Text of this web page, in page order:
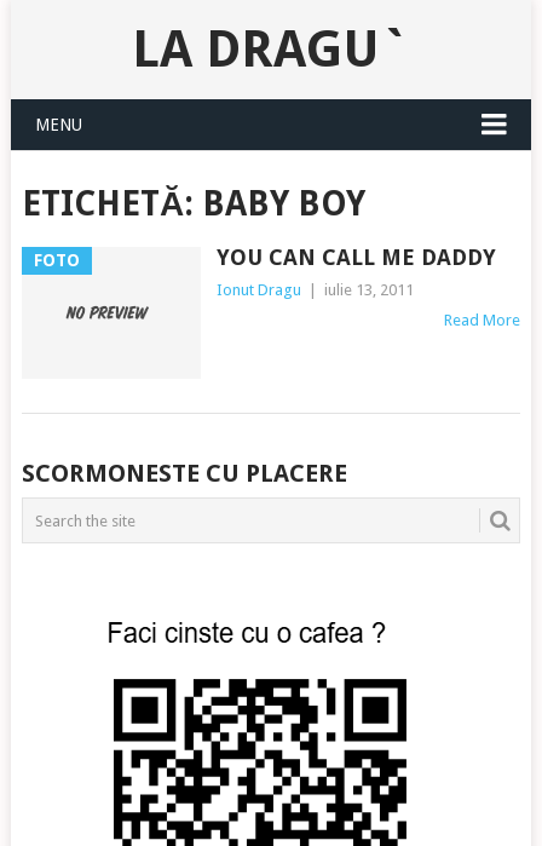
LA DRAGU`
MENU
ETICHETĂ: BABY BOY
FOTO YOU CAN CALL ME DADDY
Ionut Dragu
iulie 13, 2011
Read More
POSTS
NAVIGATION
SCORMONESTE CU PLACERE